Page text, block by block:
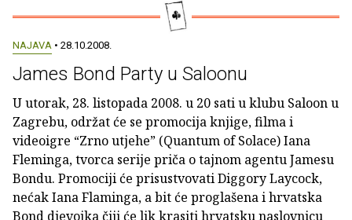
NAJAVA • 28.10.2008.
James Bond Party u Saloonu
U utorak, 28. listopada 2008. u 20 sati u klubu Saloon u
Zagrebu, održat će se promocija knjige, filma i
videoigre “Zrno utjehe” (Quantum of Solace) Iana
Fleminga, tvorca serije priča o tajnom agentu Jamesu
Bondu. Promociji će prisustvovati Diggory Laycock,
nećak Iana Flaminga, a bit će proglašena i hrvatska
Bond djevojka čiji će lik krasiti hrvatsku naslovnicu